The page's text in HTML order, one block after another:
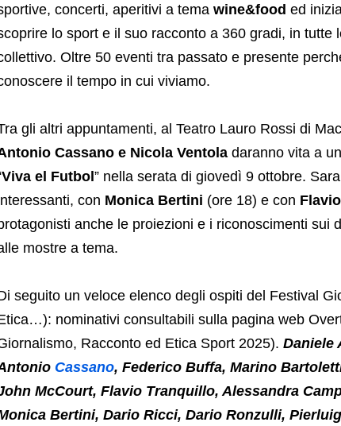
concerti, aperitivi a tema wine&food ed
lo sport e il suo racconto a 360 gradi, in tutte
Oltre 50 eventi tra passato e presente
il tempo in cui viviamo.
gli altri appuntamenti, al Teatro Lauro Rossi di
Cassano e Nicola Ventoladaranno vita a
Viva el Futbol” nella serata di giovedì 9 ottobre.
con Monica Bertini (ore 18) e con
anche le proiezioni e i riconoscimenti sui
mostre a tema.
seguito un veloce elenco degli ospiti del Festival
nominativi consultabili sulla pagina web
Racconto ed Etica Sport 2025). Daniele
Cassano, Federico Buffa, Marino
McCourt, Flavio Tranquillo, Alessandra
Bertini, Dario Ricci, Dario Ronzulli,